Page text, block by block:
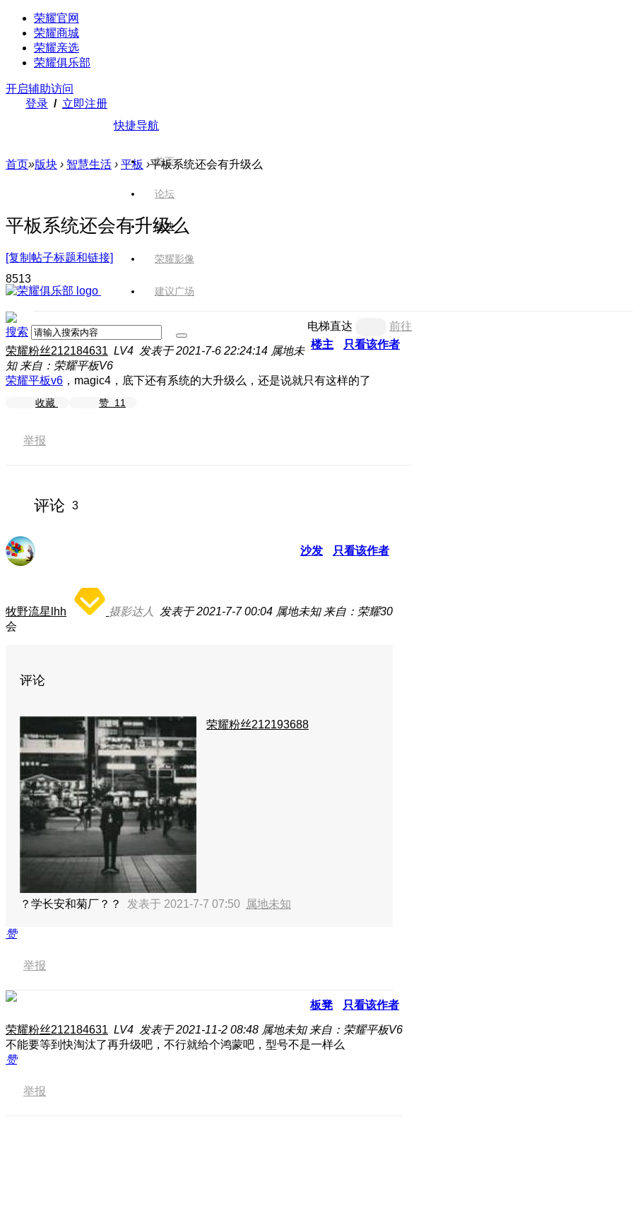
荣耀官网
荣耀商城
荣耀亲选
荣耀俱乐部
开启辅助访问
登录 / 立即注册
快捷导航
首页
论坛
版块
荣耀影像
建议广场
搜索
首页»版块 › 智慧生活 › 平板 ›平板系统还会有升级么
平板系统还会有升级么
[复制帖子标题和链接]
8513
电梯直达
前往
楼主
只看该作者
荣耀粉丝212184631 LV4 发表于 2021-7-6 22:24:14 属地未
知 来自：荣耀平板V6
荣耀平板v6 ，magic4，底下还有系统的大升级么，还是说就只有这样的了
收藏 赞 11
举报
评论 3
沙发 只看该作者
牧野流星lhh 摄影达人 发表于 2021-7-7 00:04 属地未知 来自：荣耀30
会
评论
荣耀粉丝212193688
？学长安和菊厂？？ 发表于 2021-7-7 07:50 属地未知
赞
举报
板凳 只看该作者
荣耀粉丝212184631 LV4 发表于 2021-11-2 08:48 属地未知 来自：荣耀平板V6
不能要等到快淘汰了再升级吧，不行就给个鸿蒙吧，型号不是一样么
赞
举报